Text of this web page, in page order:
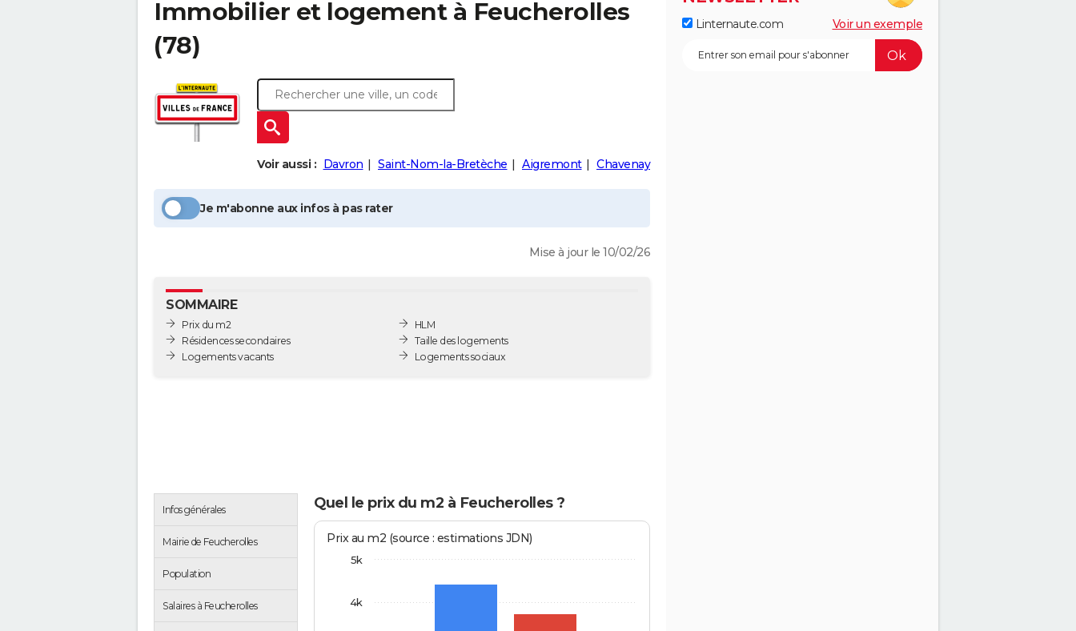
Immobilier et logement à Feucherolles
(78)
Voir aussi : Davron Saint-Nom-la-Bretèche Aigremont Chavenay
Je m'abonne aux infos à pas rater
Mise à jour le 10/02/26
SOMMAIRE
Prix du m2
Résidences secondaires
Logements vacants
HLM
Taille des logements
Logements sociaux
Infos générales
Mairie de Feucherolles
Population
Salaires à Feucherolles
Quel le prix du m2 à Feucherolles ?
Prix au m2 (source : estimations JDN)
4k
5k
Linternaute.com Voir un exemple